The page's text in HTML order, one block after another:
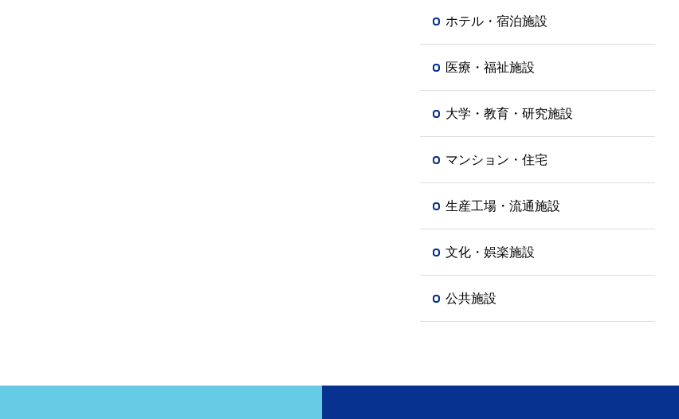
ホテル・宿泊施設
医療・福祉施設
大学・教育・研究施設
マンション・住宅
生産工場・流通施設
文化・娯楽施設
公共施設